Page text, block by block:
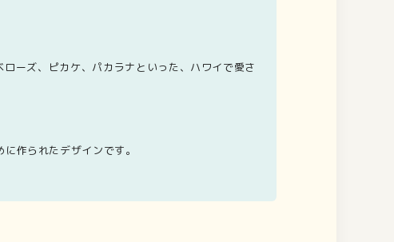
ーズ、ピカケ、パカラナといった、ハワイで愛さ
作られたデザインです。